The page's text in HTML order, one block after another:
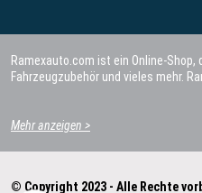
Ramexauto.com ist ein Online-
Fahrzeugzubehör und vieles mehr.
Mehr anzeigen >
© Copyright 2023 - Alle Rechte